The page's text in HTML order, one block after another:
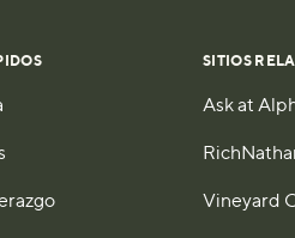
SITIOS
Ask at
Vineyard